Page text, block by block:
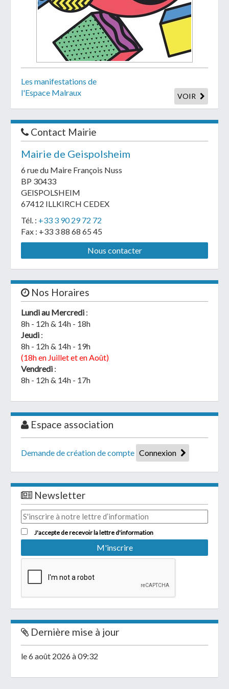
Les manifestations de
l'Espace Malraux
VOIR
Contact Mairie
Mairie de Geispolsheim
6 rue du Maire François Nuss
BP 30433
GEISPOLSHEIM
67412 ILLKIRCH CEDEX
Tél. : +33 3 90 29 72 72
Fax : +33 3 88 68 65 45
Nous contacter
Nos Horaires
Lundi au Mercredi :
8h - 12h & 14h - 18h
Jeudi :
8h - 12h & 14h - 19h
(18h en Juillet et en Août)
Vendredi :
8h - 12h & 14h - 17h
Espace association
Demande de création de compte Connexion
Newsletter
J'accepte de recevoir la lettre d'information
Dernière mise à jour
le 6 août 2026 à 09:32